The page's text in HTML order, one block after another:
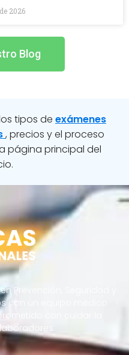
2026
Blog
tipos de exámenes
, precios y el proceso
página principal del
Prevención, Seguridad y
con un equipo médico
con cuidar la